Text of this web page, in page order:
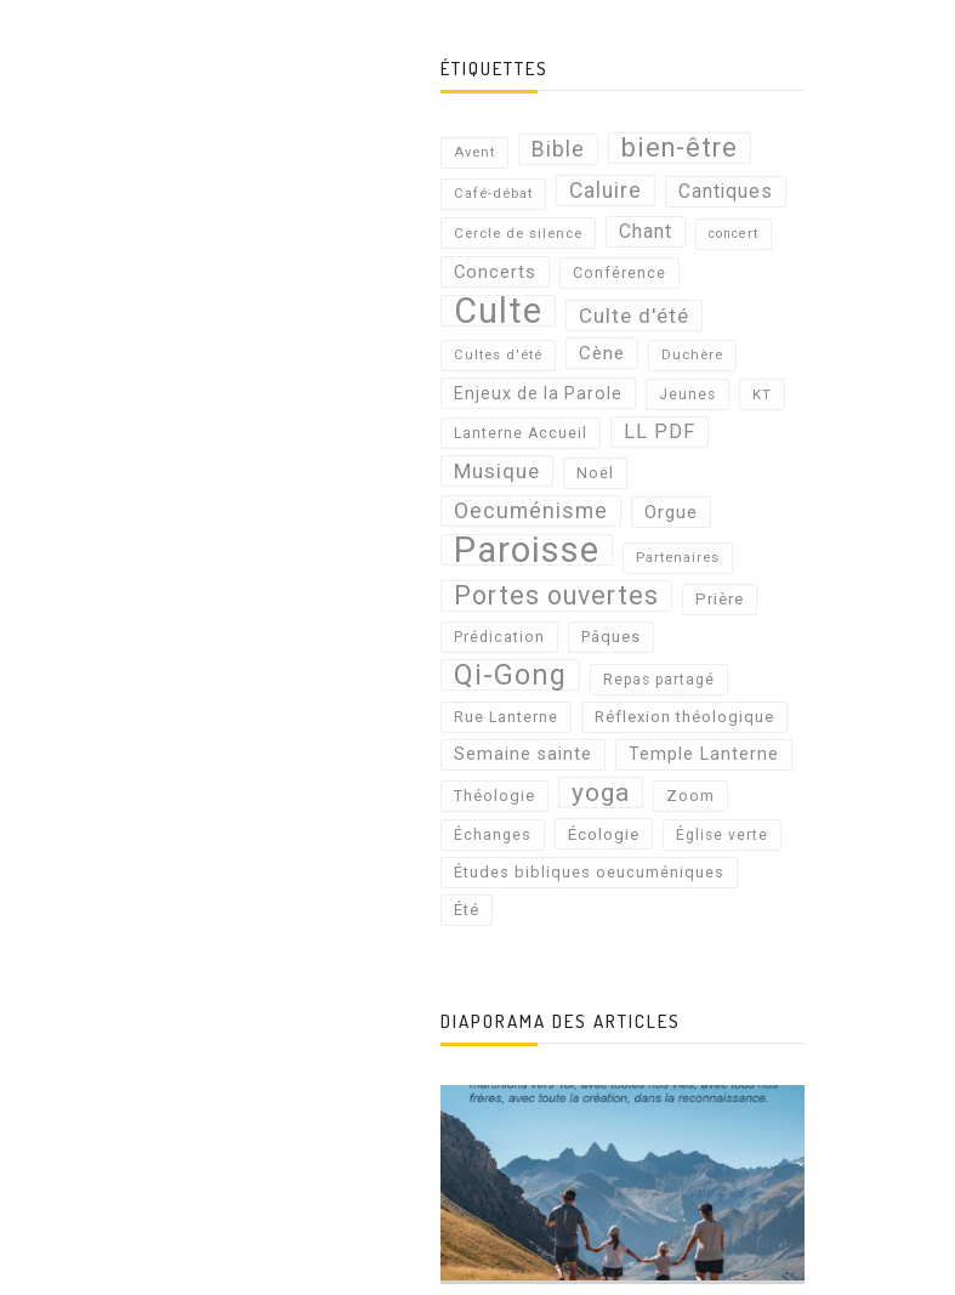
ÉTIQUETTES
Avent Bible bien-être
Café-débat Caluire Cantiques
Cercle de silence Chant concert
Concerts Conférence
Culte Culte d'été
Cultes d'été Cène Duchère
Enjeux de la Parole Jeunes KT
Lanterne Accueil LL PDF
Musique Noël
Oecuménisme Orgue
Paroisse Partenaires
Portes ouvertes Prière
Prédication Pâques
Qi-Gong Repas partagé
Rue Lanterne Réflexion théologique
Semaine sainte Temple Lanterne
Théologie yoga Zoom
Échanges Écologie Église verte
Études bibliques oeucuméniques
Été
DIAPORAMA DES ARTICLES